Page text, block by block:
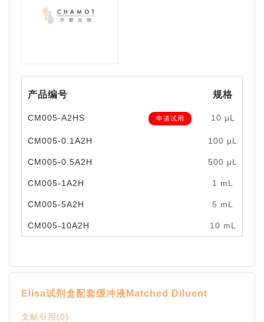
产品编号 规格
CM005-A2HS 申请试用 10 μL
CM005-0.1A2H 100 μL
CM005-0.5A2H 500 μL
CM005-1A2H 1 mL
CM005-5A2H 5 mL
CM005-10A2H 10 mL
Elisa试剂盒配套缓冲液Matched Diluent
文献引用(0)